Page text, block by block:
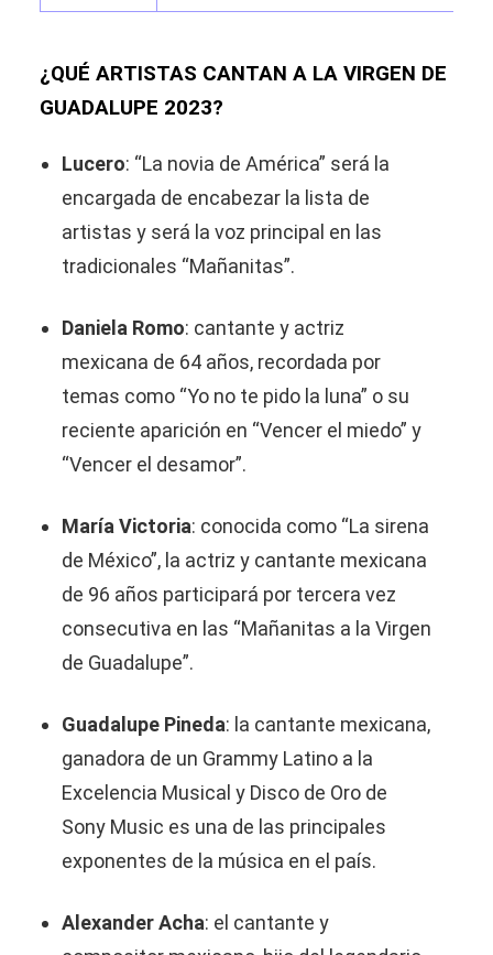
¿QUÉ ARTISTAS CANTAN A LA VIRGEN DE
GUADALUPE 2023?
Lucero: “La novia de América” será la
encargada de encabezar la lista de
artistas y será la voz principal en las
tradicionales “Mañanitas”.
Daniela Romo: cantante y actriz
mexicana de 64 años, recordada por
temas como “Yo no te pido la luna” o su
reciente aparición en “Vencer el miedo” y
“Vencer el desamor”.
María Victoria: conocida como “La sirena
de México”, la actriz y cantante mexicana
de 96 años participará por tercera vez
consecutiva en las “Mañanitas a la Virgen
de Guadalupe”.
Guadalupe Pineda: la cantante mexicana,
ganadora de un Grammy Latino a la
Excelencia Musical y Disco de Oro de
Sony Music es una de las principales
exponentes de la música en el país.
Alexander Acha: el cantante y